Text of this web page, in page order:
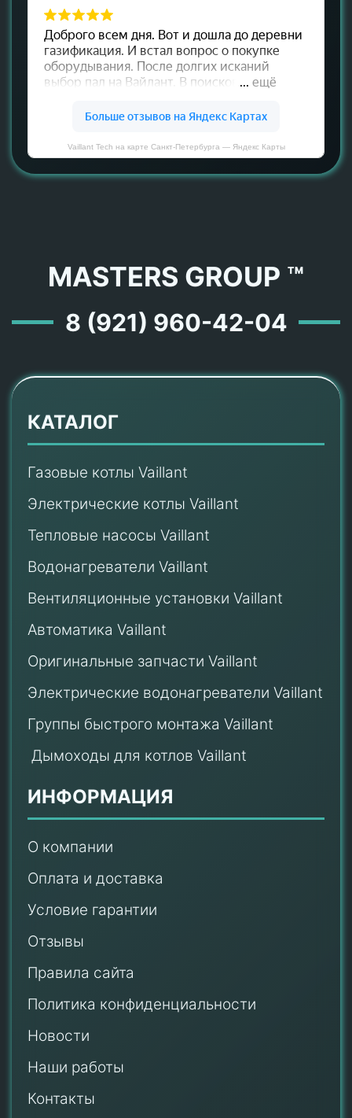
Vaillant Tech на карте Санкт‑Петербурга — Яндекс Карты
MASTERS GROUP ™
8 (921) 960-42-04
КАТАЛОГ
Газовые котлы Vaillant
Электрические котлы Vaillant
Тепловые насосы Vaillant
Водонагреватели Vaillant
Вентиляционные установки Vaillant
Автоматика Vaillant
Оригинальные запчасти Vaillant
Электрические водонагреватели Vaillant
Группы быстрого монтажа Vaillant
Дымоходы для котлов Vaillant
ИНФОРМАЦИЯ
О компании
Оплата и доставка
Условие гарантии
Отзывы
Правила сайта
Политика конфиденциальности
Новости
Наши работы
Контакты